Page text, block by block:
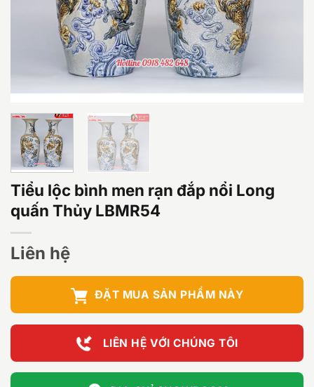
Tiểu lộc bình men rạn đắp nổi Long
quấn Thủy LBMR54
Liên hệ
ĐẶT MUA SẢN PHẨM NÀY
LIÊN HỆ VỚI CHÚNG TÔI